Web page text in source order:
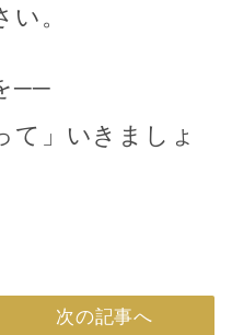
。
──
て」いきましょ
次の記事へ